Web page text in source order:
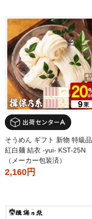
そうめん ギフト 新物 特級品
紅白麺 結衣 -yui- KST-25N
（メーカー包装済）
2,160円